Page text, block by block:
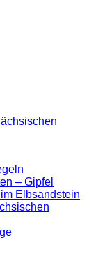
– Gipfel
Elbsandstein